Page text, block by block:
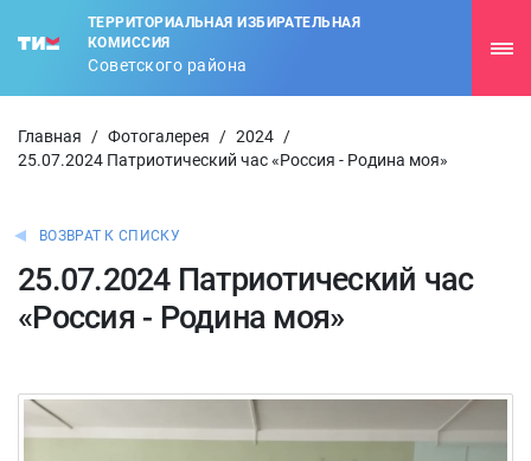
ТЕРРИТОРИАЛЬНАЯ ИЗБИРАТЕЛЬНАЯ
КОМИССИЯ
Советского района
Главная / Фотогалерея / 2024 /
25.07.2024 Патриотический час «Россия - Родина моя»
ВОЗВРАТ К СПИСКУ
25.07.2024 Патриотический час
«Россия - Родина моя»